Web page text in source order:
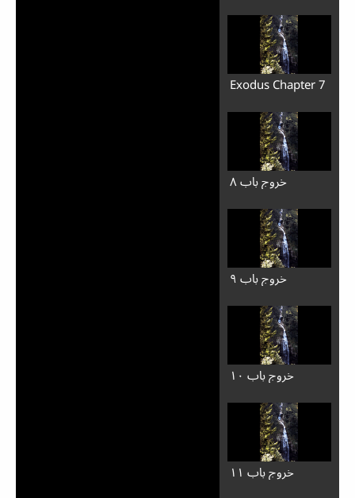
Exodus Chapter 7
خروج باب ۸
خروج باب ۹
خروج باب ۱۰
خروج باب ۱۱